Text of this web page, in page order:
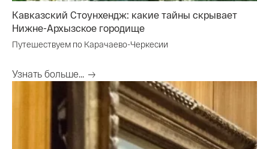
Кавказский Стоунхендж: какие тайны скрывает
Нижне-Архызское городище
Путешествуем по Карачаево-Черкесии
Узнать больше...